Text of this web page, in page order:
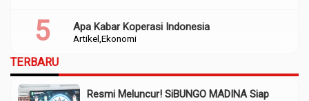
Artikel Ekonomi
Apa Kabar Koperasi Indonesia
TERBARU
Resmi Meluncur! SiBUNGO MADINA Siap